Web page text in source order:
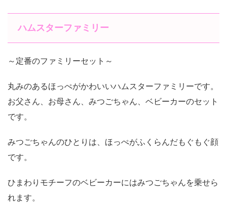
ハムスターファミリー
～定番のファミリーセット～
丸みのあるほっぺがかわいいハムスターファミリーです。
お父さん、お母さん、みつごちゃん、ベビーカーのセット
です。
みつごちゃんのひとりは、ほっぺがふくらんだもぐもぐ顔
です。
ひまわりモチーフのベビーカーにはみつごちゃんを乗せら
れます。